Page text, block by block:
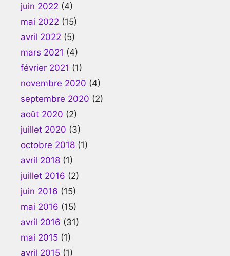
juin 2022 (4)
mai 2022 (15)
avril 2022 (5)
mars 2021 (4)
février 2021 (1)
novembre 2020 (4)
septembre 2020 (2)
août 2020 (2)
juillet 2020 (3)
octobre 2018 (1)
avril 2018 (1)
juillet 2016 (2)
juin 2016 (15)
mai 2016 (15)
avril 2016 (31)
mai 2015 (1)
avril 2015 (1)